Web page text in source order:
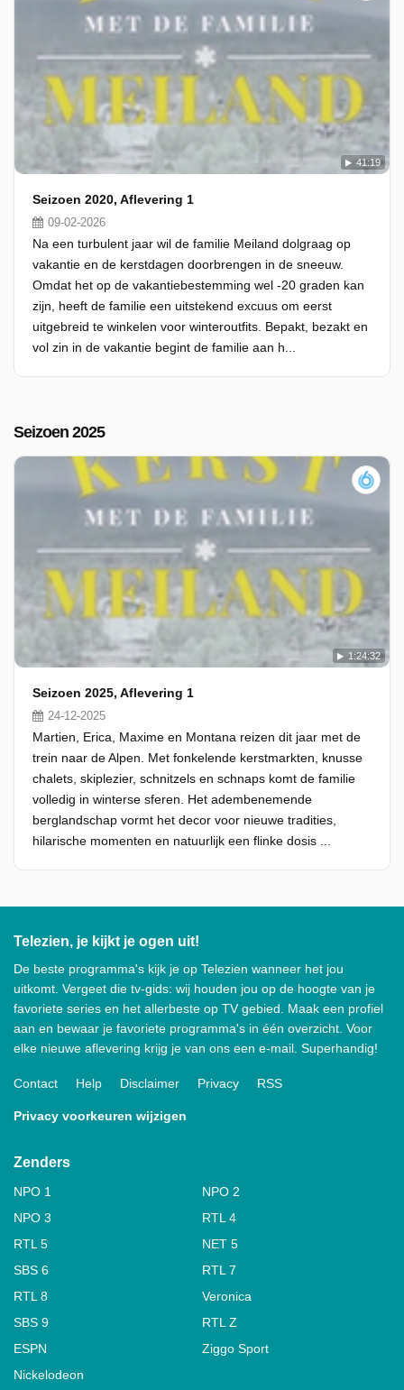
41:19
Seizoen 2020, Aflevering 1
09-02-2026
Na een turbulent jaar wil de familie Meiland dolgraag op
vakantie en de kerstdagen doorbrengen in de sneeuw.
Omdat het op de vakantiebestemming wel -20 graden kan
zijn, heeft de familie een uitstekend excuus om eerst
uitgebreid te winkelen voor winteroutfits. Bepakt, bezakt en
vol zin in de vakantie begint de familie aan h...
Seizoen 2025
1:24:32
Seizoen 2025, Aflevering 1
24-12-2025
Martien, Erica, Maxime en Montana reizen dit jaar met de
trein naar de Alpen. Met fonkelende kerstmarkten, knusse
chalets, skiplezier, schnitzels en schnaps komt de familie
volledig in winterse sferen. Het adembenemende
berglandschap vormt het decor voor nieuwe tradities,
hilarische momenten en natuurlijk een flinke dosis ...
Telezien, je kijkt je ogen uit!
De beste programma's kijk je op Telezien wanneer het jou
uitkomt. Vergeet die tv-gids: wij houden jou op de hoogte van je
favoriete series en het allerbeste op TV gebied. Maak een profiel
aan en bewaar je favoriete programma's in één overzicht. Voor
elke nieuwe aflevering krijg je van ons een e-mail. Superhandig!
Contact Help Disclaimer Privacy RSS
Privacy voorkeuren wijzigen
Zenders
NPO 1
NPO 2
NPO 3
RTL 4
RTL 5
NET 5
SBS 6
RTL 7
RTL 8
Veronica
SBS 9
RTL Z
ESPN
Ziggo Sport
Nickelodeon